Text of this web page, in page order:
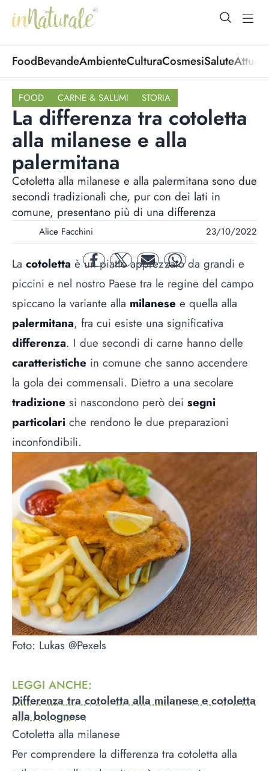
open
FoodBevandeAmbienteCulturaCosmesiSalute
FOOD CARNE & SALUMI STORIA
La differenza tra cotoletta
alla milanese e alla
palermitana
Cotoletta alla milanese e alla palermitana sono due
secondi tradizionali che, pur con dei lati in
comune, presentano più di una differenza
Alice Facchini 23/10/2022
facebooktwitter mail whatsapp
La cotoletta è un piatto apprezzato da grandi e
piccini e nel nostro Paese tra le regine del campo
spiccano la variante alla milanese e quella alla
palermitana, fra cui esiste una significativa
differenza. I due secondi di carne hanno delle
caratteristiche in comune che sanno accendere
la gola dei commensali. Dietro a una secolare
tradizione si nascondono però dei segni
particolari che rendono le due preparazioni
inconfondibili.
Foto: Lukas @Pexels
LEGGI ANCHE:
Differenza tra cotoletta alla milanese e cotoletta
alla bolognese
Cotoletta alla milanese
Per comprendere la differenza tra cotoletta alla